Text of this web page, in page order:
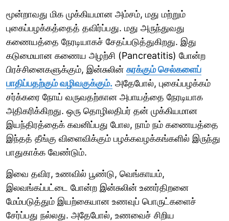
மூன்றாவது மிக முக்கியமான அம்சம், மது மற்றும்
புகைப்பழக்கத்தைத் தவிர்ப்பது. மது அருந்துவது
கணையத்தை நேரடியாகச் சேதப்படுத்துகிறது. இது
கடுமையான கணைய அழற்சி (Pancreatitis) போன்ற
பிரச்சினைகளுக்கும், இன்சுலின் சுரக்கும் செல்களைப்
பாதிப்பதற்கும் வழிவகுக்கும். அதேபோல், புகைப்பழக்கம்
சர்க்கரை நோய் வருவதற்கான அபாயத்தை நேரடியாக
அதிகரிக்கிறது. ஒரு தொழிலதிபர் தன் முக்கியமான
இயந்திரத்தைக் கவனிப்பது போல, நாம் நம் கணையத்தை
இந்தத் தீங்கு விளைவிக்கும் பழக்கவழக்கங்களில் இருந்து
பாதுகாக்க வேண்டும்.
இவை தவிர, உணவில் பூண்டு, வெங்காயம்,
இலவங்கப்பட்டை போன்ற இன்சுலின் உணர்திறனை
மேம்படுத்தும் இயற்கையான உணவுப் பொருட்களைச்
சேர்ப்பது நல்லது. அதேபோல், உணவைச் சிறிய